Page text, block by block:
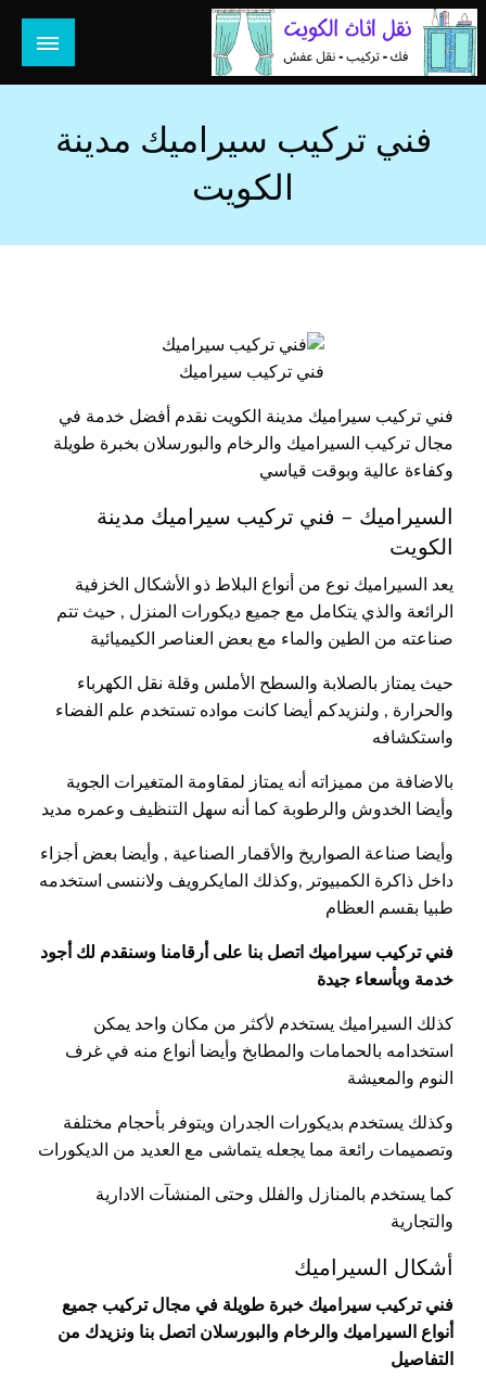
التخطي
إلى
المحتوى
هل تبحث عن أفضل خدمات بالكويت؟ خدمة فك نقل تركيب صيانة
فني تركيب سيراميك مدينة
الكويت
فني تركيب سيراميك
فني تركيب سيراميك مدينة الكويت نقدم أفضل خدمة في
مجال تركيب السيراميك والرخام والبورسلان بخبرة طويلة
وكفاءة عالية وبوقت قياسي
السيراميك – فني تركيب سيراميك مدينة
الكويت
يعد السيراميك نوع من أنواع البلاط ذو الأشكال الخزفية
الرائعة والذي يتكامل مع جميع ديكورات المنزل , حيث تتم
صناعته من الطين والماء مع بعض العناصر الكيميائية
حيث يمتاز بالصلابة والسطح الأملس وقلة نقل الكهرباء
والحرارة , ولنزيدكم أيضا كانت مواده تستخدم علم الفضاء
واستكشافه
بالاضافة من مميزاته أنه يمتاز لمقاومة المتغيرات الجوية
وأيضا الخدوش والرطوبة كما أنه سهل التنظيف وعمره مديد
وأيضا صناعة الصواريخ والأقمار الصناعية , وأيضا بعض أجزاء
داخل ذاكرة الكمبيوتر ,وكذلك المايكرويف ولاننسى استخدمه
طبيا بقسم العظام
فني تركيب سيراميك اتصل بنا على أرقامنا وسنقدم لك أجود
خدمة وبأسعاء جيدة
كذلك السيراميك يستخدم لأكثر من مكان واحد يمكن
استخدامه بالحمامات والمطابخ وأيضا أنواع منه في غرف
النوم والمعيشة
وكذلك يستخدم بديكورات الجدران ويتوفر بأحجام مختلفة
وتصميمات رائعة مما يجعله يتماشى مع العديد من الديكورات
كما يستخدم بالمنازل والفلل وحتى المنشآت الادارية
والتجارية
أشكال السيراميك
فني تركيب سيراميك خبرة طويلة في مجال تركيب جميع
أنواع السيراميك والرخام والبورسلان اتصل بنا ونزيدك من
التفاصيل